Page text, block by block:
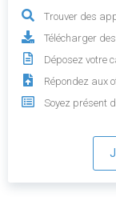
Trouver des
Télécharger
Déposez votre
Répondez aux
Soyez présent